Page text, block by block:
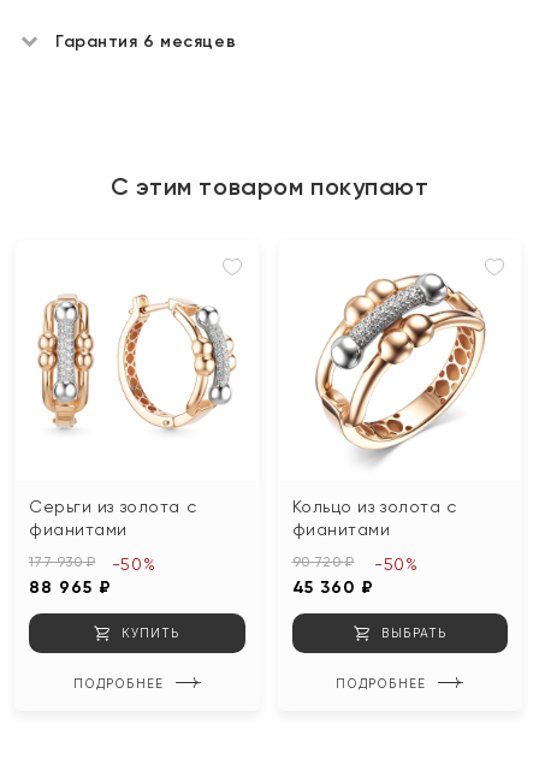
Гарантия 6 месяцев
С этим товаром покупают
Серьги из золота с
фианитами
177 930 ₽
88 965 ₽
-50%
КУПИТЬ
ПОДРОБНЕЕ
Кольцо из золота с
фианитами
90 720 ₽
45 360 ₽
-50%
ВЫБРАТЬ
ПОДРОБНЕЕ